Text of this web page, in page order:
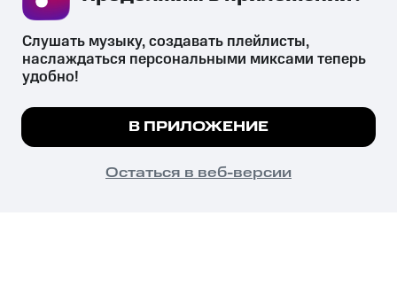
психотропных веществ, их аналогов причиняет вред здоровью,
их незаконный оборот запрещён и влечёт установленную
законодательством ответственность.
© 2026 ООО «КИОН».
Все права защищены
Мы используем куки, чтобы на сайте все
Подробнее
ПОНЯТНО
Слушать музыку, создавать плейлисты,
наслаждаться персональными миксами теперь
удобно!
В ПРИЛОЖЕНИЕ
Остаться в веб-версии